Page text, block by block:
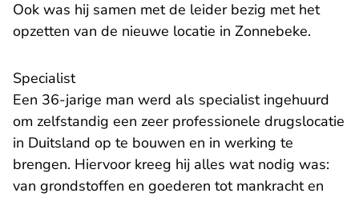
Ook was hij samen met de leider bezig met het
opzetten van de nieuwe locatie in Zonnebeke.
Specialist
Een 36-jarige man werd als specialist ingehuurd
om zelfstandig een zeer professionele drugslocatie
in Duitsland op te bouwen en in werking te
brengen. Hiervoor kreeg hij alles wat nodig was:
van grondstoffen en goederen tot mankracht en